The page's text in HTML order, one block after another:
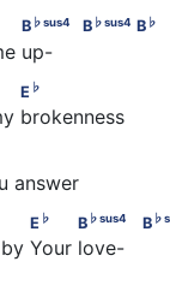
E♭ B ♭ sus
B ♭sus4 B ♭sus4 B ♭
up-
E
E ♭
brokenness
answer
E ♭ B
E ♭ B ♭sus4 B ♭
Your love-